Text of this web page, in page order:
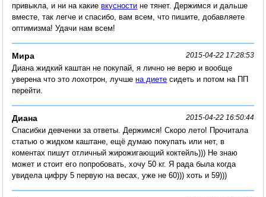
привыкла, и ни на какиевкусности не тянет. Держимся и дальше
вместе, так легче и спасибо, вам всем, что пишите, добавляете
оптимизма! Удачи нам всем!
Мира 2015-04-22 17:28:53
Диана жидкий каштан не покупай, я лично не верю и вообще
уверена что это лохотрон, лучшена диете сидеть и потом на ПП
перейти.
Диана 2015-04-22 16:50:44
Спасибки девченки за ответы. Держимся! Скоро лето! Прочитала
статью о жидком каштане, ещё думаю покупать или нет, в
коментах пишут отличный жирожигающий коктейль))) Не знаю
может и стоит его попробовать, хочу 50 кг. Я рада была когда
увидела цифру 5 первую на весах, уже не 60))) хоть и 59)))